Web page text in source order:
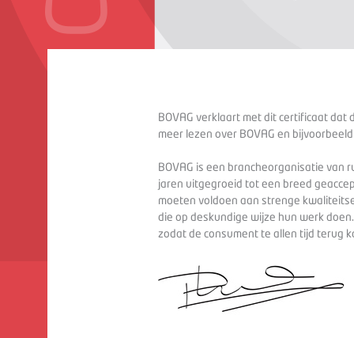
BOVAG verklaart met dit certificaat dat
meer lezen over BOVAG en
BOVAG is een brancheorganisatie van
jaren uitgegroeid tot een breed
moeten voldoen aan strenge
die op deskundige wijze hun werk
zodat de consument te allen tijd terug